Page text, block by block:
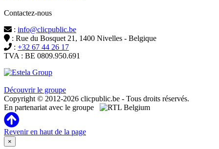
Contactez-nous
: info@clicpublic.be
: Rue du Bosquet 21, 1400 Nivelles - Belgique
: +32 67 44 26 17
TVA : BE 0809.950.691
Découvrir le groupe
Copyright © 2012-2026 clicpublic.be - Tous droits réservés.
En partenariat avec le groupe
Revenir en haut de la page
×